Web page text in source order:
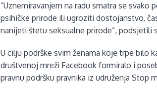
“Uznemiravanjem na radu smatra se
psihičke prirode ili ugroziti dostojanstvo,
nanijeti štetu seksualne prirode”, podsjetili
U cilju podrške svim ženama koje trpe bilo
društvenoj mreži Facebook formiralo i
pravnu podršku pravnika iz udruženja Stop